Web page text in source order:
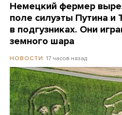
Немецкий фермер
поле силуэты Путина и
в подгузниках. Они
земного шара
НОВОСТИ 17 часов назад